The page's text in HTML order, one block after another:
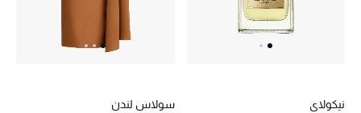
تسوقوا الأحذية
نيكولاي
سولاس لندن